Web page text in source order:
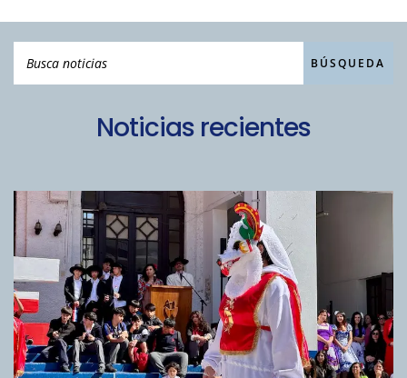
Noticias recientes